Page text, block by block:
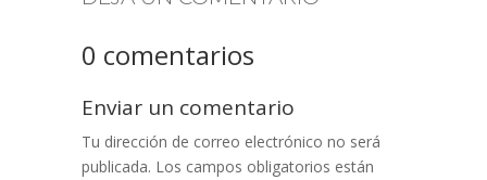
0 comentarios
Enviar un comentario
Tu dirección de correo electrónico no será
publicada. Los campos obligatorios están